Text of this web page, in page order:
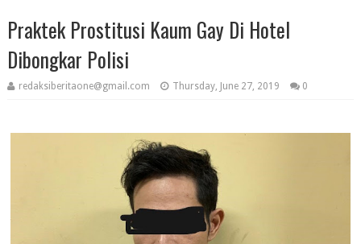
Praktek Prostitusi Kaum Gay Di Hotel
Dibongkar Polisi
redaksiberitaone@gmail.com Thursday, June 27, 2019 0